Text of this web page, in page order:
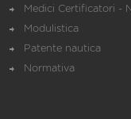
Medici Certificatori -
Modulistica
Patente nautica
Normativa